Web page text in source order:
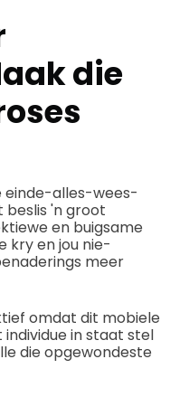
die
einde-alles-wees-
beslis 'n groot
en buigsame
kry en jou nie-
meer
omdat dit mobiele
in staat stel
die opgewondeste